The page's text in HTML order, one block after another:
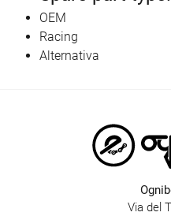
OEM
Racing
Alternativa
Via del